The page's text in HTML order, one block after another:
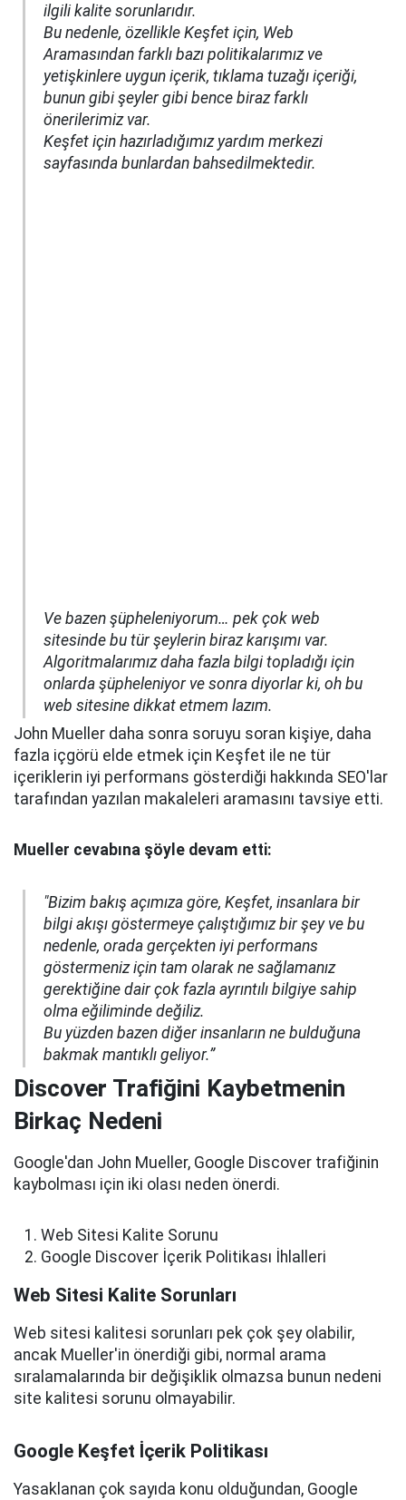
ilgili kalite sorunlarıdır.
Bu nedenle, özellikle Keşfet için, Web
Aramasından farklı bazı politikalarımız ve
yetişkinlere uygun içerik, tıklama tuzağı içeriği,
bunun gibi şeyler gibi bence biraz farklı
önerilerimiz var.
Keşfet için hazırladığımız yardım merkezi
sayfasında bunlardan bahsedilmektedir.
Ve bazen şüpheleniyorum… pek çok web
sitesinde bu tür şeylerin biraz karışımı var.
Algoritmalarımız daha fazla bilgi topladığı için
onlarda şüpheleniyor ve sonra diyorlar ki, oh bu
web sitesine dikkat etmem lazım.
John Mueller daha sonra soruyu soran kişiye, daha
fazla içgörü elde etmek için Keşfet ile ne tür
içeriklerin iyi performans gösterdiği hakkında SEO'lar
tarafından yazılan makaleleri aramasını tavsiye etti.
Mueller cevabına şöyle devam etti:
"Bizim bakış açımıza göre, Keşfet, insanlara bir
bilgi akışı göstermeye çalıştığımız bir şey ve bu
nedenle, orada gerçekten iyi performans
göstermeniz için tam olarak ne sağlamanız
gerektiğine dair çok fazla ayrıntılı bilgiye sahip
olma eğiliminde değiliz.
Bu yüzden bazen diğer insanların ne bulduğuna
bakmak mantıklı geliyor.”
Discover Trafiğini Kaybetmenin
Birkaç Nedeni
Google'dan John Mueller, Google Discover trafiğinin
kaybolması için iki olası neden önerdi.
Web Sitesi Kalite Sorunu
Google Discover İçerik Politikası İhlalleri
Web Sitesi Kalite Sorunları
Web sitesi kalitesi sorunları pek çok şey olabilir,
ancak Mueller'in önerdiği gibi, normal arama
sıralamalarında bir değişiklik olmazsa bunun nedeni
site kalitesi sorunu olmayabilir.
Google Keşfet İçerik Politikası
Yasaklanan çok sayıda konu olduğundan, Google